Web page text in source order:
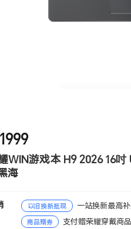
WIN游戏本 H9 2026 16
海
以旧换新抵现 一站换新最高
商品赠券 支付赠荣耀穿戴商